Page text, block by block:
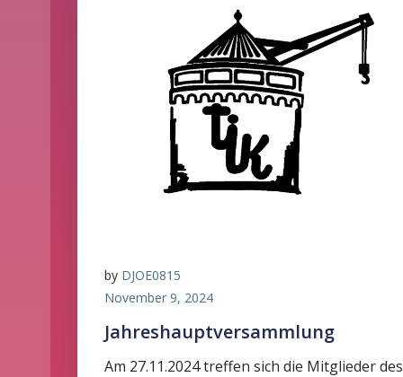
by DJOE0815
November 9, 2024
Jahreshauptversammlung
Am 27.11.2024 treffen sich die Mitglieder des